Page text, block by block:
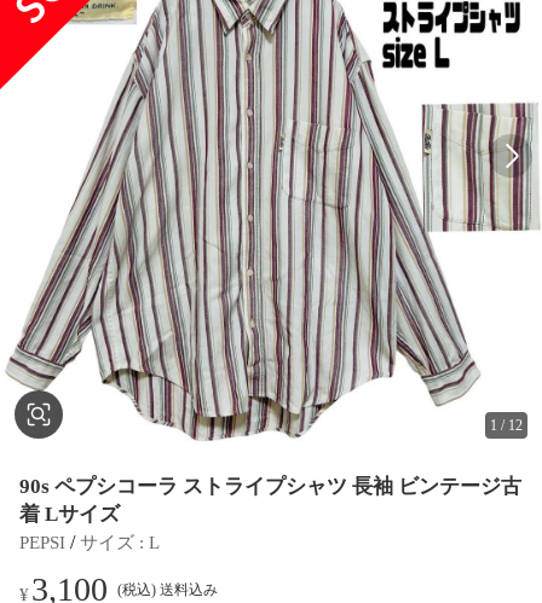
1 / 12
90s ペプシコーラ ストライプシャツ 長袖 ビンテージ古
着 Lサイズ
PEPSI / サイズ : L
¥3,100 (税込) 送料込み